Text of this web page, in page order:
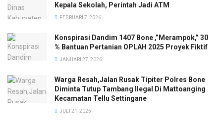
Kepala Sekolah, Perintah Jadi ATM
FEBRUARI 7, 2026
Konspirasi Dandim 1407 Bone ,”Merampok,” 30
% Bantuan Pertanian OPLAH 2025 Proyek Fiktif
JANUARI 27, 2026
Warga Resah,Jalan Rusak Tipiter Polres Bone
Diminta Tutup Tambang Ilegal Di Mattoanging
Kecamatan Tellu Settingane
JULI 21, 2025